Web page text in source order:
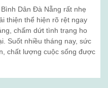
Dân Đà Nẵng rất nhẹ
thiện thể hiện rõ rệt ngay
chấm dứt tình trạng ho
Suốt nhiều tháng nay, sức
chất lượng cuộc sống được